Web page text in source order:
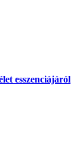
esszenciájáról